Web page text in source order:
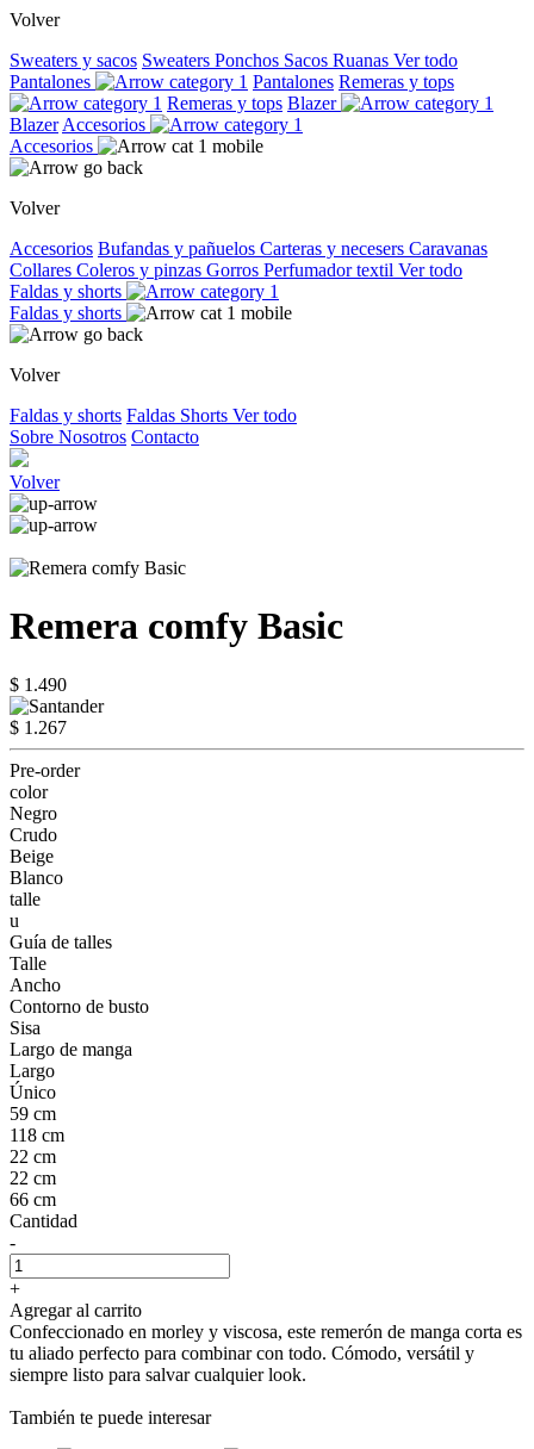
Volver
Sweaters y sacos Sweaters Ponchos Sacos Ruanas Ver todo
Pantalones
Pantalones Remeras y tops
Remeras y tops Blazer
Blazer Accesorios
Accesorios
Volver
Accesorios Bufandas y pañuelos Carteras y necesers Caravanas
Collares Coleros y pinzas Gorros Perfumador textil Ver todo
Faldas y shorts
Faldas y shorts
Volver
Faldas y shorts Faldas Shorts Ver todo
Sobre Nosotros Contacto
Volver
Remera comfy Basic
$ 1.490
$ 1.267
Pre-order
color
Negro
Crudo
Beige
Blanco
talle
u
Guía de talles
Talle
Ancho
Contorno de busto
Sisa
Largo de manga
Largo
Único
59 cm
118 cm
22 cm
22 cm
66 cm
Cantidad
-
+
Agregar al carrito
Confeccionado en morley y viscosa, este remerón de manga corta es
tu aliado perfecto para combinar con todo. Cómodo, versátil y
siempre listo para salvar cualquier look.
También te puede interesar